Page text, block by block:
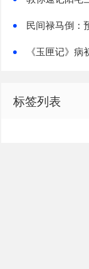
民间禄马倒：
《玉匣记》
标签列表